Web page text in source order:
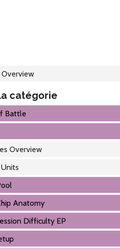
Overview
catégorie
Battle
Overview
Anatomy
Difficulty EP